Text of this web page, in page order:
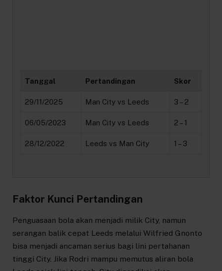
Tanggal Pertandingan Skor
29/11/2025 Man City vs Leeds 3 – 2
06/05/2023 Man City vs Leeds 2 – 1
28/12/2022 Leeds vs Man City 1 – 3
Faktor Kunci Pertandingan
Penguasaan bola akan menjadi milik City, namun
serangan balik cepat Leeds melalui Wilfried Gnonto
bisa menjadi ancaman serius bagi lini pertahanan
tinggi City. Jika Rodri mampu memutus aliran bola